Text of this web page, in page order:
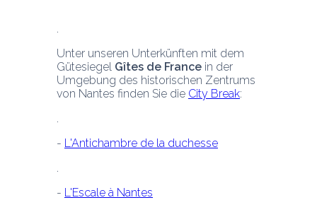
Unter unseren Unterkünften mit dem
Gütesiegel Gîtes de France in der
Umgebung des historischen Zentrums
von Nantes finden Sie die City Break:
- L'Antichambre de la duchesse
- L'Escale à Nantes